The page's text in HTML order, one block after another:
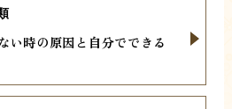
い時の原因と自分でできる